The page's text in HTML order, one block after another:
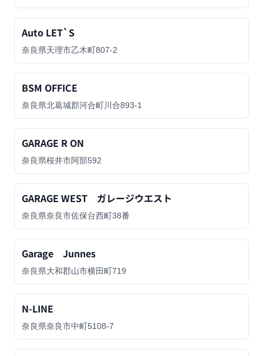
Auto LET`S
奈良県天理市乙木町807-2
BSM OFFICE
奈良県北葛城郡河合町川合893-1
GARAGE R ON
奈良県桜井市阿部592
GARAGE WEST ガレージウエスト
奈良県奈良市佐保台西町38番
Garage Junnes
奈良県大和郡山市横田町719
N-LINE
奈良県奈良市中町5108-7